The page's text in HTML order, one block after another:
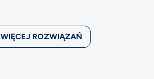
WIĘCEJ ROZWIĄZAŃ